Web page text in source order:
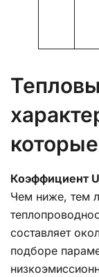
Коэффициент U
Чем ниже, тем
составляет
подборе